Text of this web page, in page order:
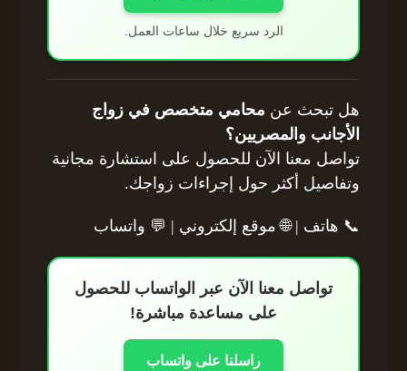
الرد سريع خلال ساعات العمل.
هل تبحث عن محامي متخصص في زواج
الأجانب والمصريين؟
تواصل معنا الآن للحصول على استشارة مجانية
وتفاصيل أكثر حول إجراءات زواجك.
📞 هاتف | 🌐 موقع إلكتروني | 💬 واتساب
تواصل معنا الآن عبر الواتساب للحصول
على مساعدة مباشرة!
راسلنا على واتساب